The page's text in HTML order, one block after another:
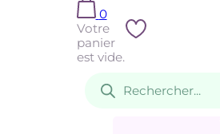
0
Votre
panier
est vide.
produits